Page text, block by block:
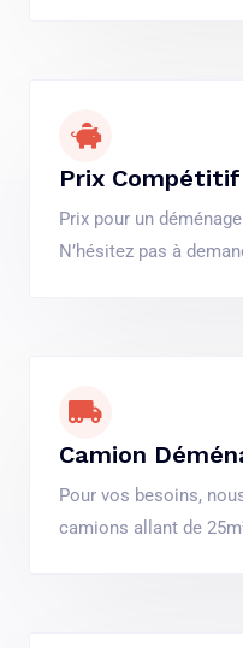
Prix Compétitif
Prix pour un
N’hésitez pas à
Camion
Pour vos besoins,
camions allant de